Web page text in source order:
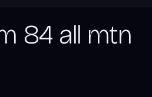
84 all mtn